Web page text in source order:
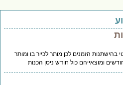
7/7 אינו רלוונטי בהישתנות הזמנים לכן מותר לכייר בו ומותר
ומוצאייהם כול חודש ניסן הכנות